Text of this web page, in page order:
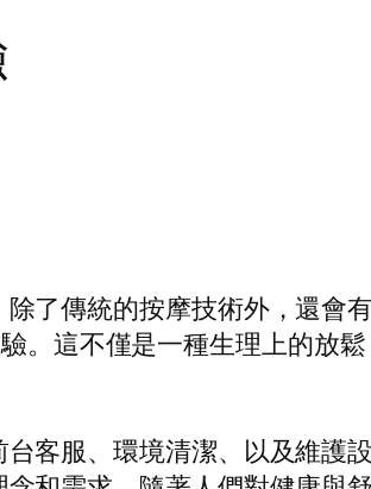
了傳統的按摩技術外，還會
。這不僅是一種生理上的放
客服、環境清潔、以及維護設